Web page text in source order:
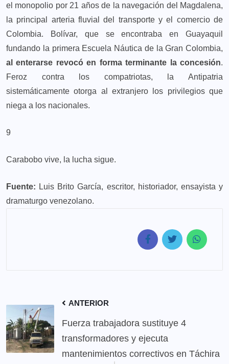
el monopolio por 21 años de la navegación del Magda­lena,
la principal arteria fluvial del transporte y el comercio de
Colombia. Bolívar, que se encontraba en Guayaquil
fundando la primera Escuela Náutica de la Gran Colombia,
al enterarse revocó en forma terminante la concesión.
Feroz contra los compatriotas, la Antipatria
sistemáticamente otorga al extranjero los privilegios que
niega a los nacionales.
9
Carabobo vive, la lucha sigue.
Fuente: Luis Brito García, escritor, historiador, ensayista y
dramaturgo venezolano.
ANTERIOR
Fuerza trabajadora sustituye 4
transformadores y ejecuta
mantenimientos correctivos en Táchira